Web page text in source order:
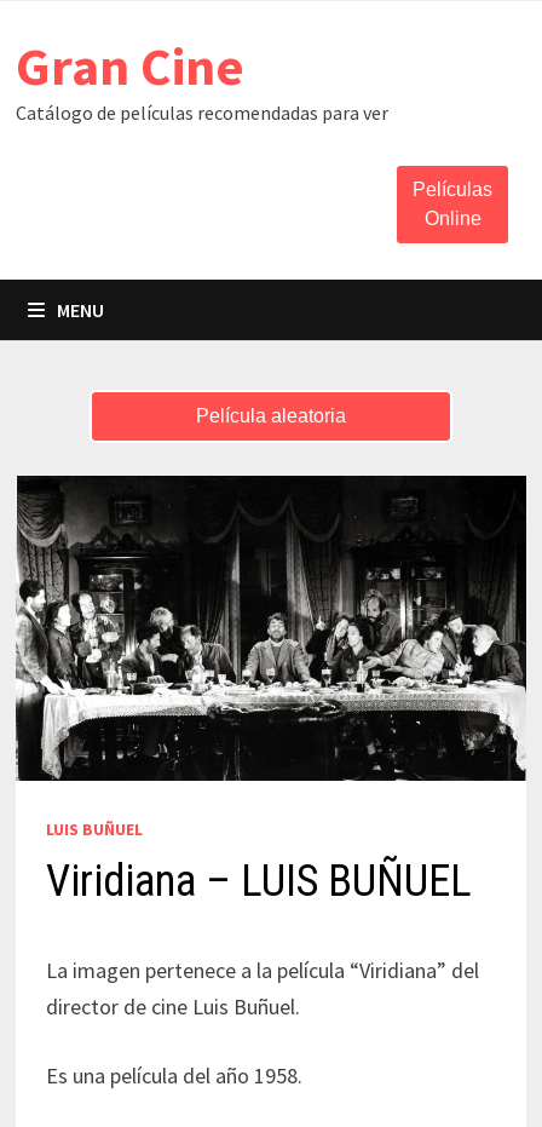
content
Gran Cine
Catálogo de películas recomendadas para ver
Películas
Online
MENU
Película aleatoria
LUIS BUÑUEL
Viridiana – LUIS BUÑUEL
La imagen pertenece a la película “Viridiana” del
director de cine Luis Buñuel.
Es una película del año 1958.